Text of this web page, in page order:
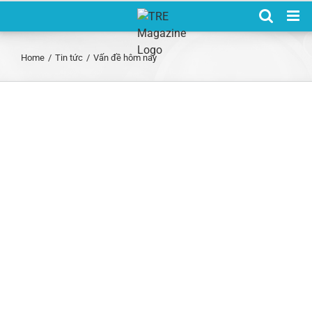
Home / Tin tức / Vấn đề hôm nay